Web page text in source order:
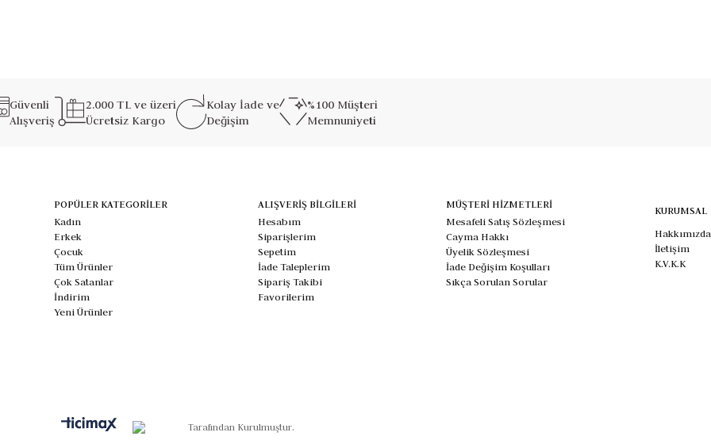
Güvenli
Alışveriş
2.000 TL ve üzeri
Ücretsiz Kargo
Kolay İade ve
Değişim
%100 Müşteri
Memnuniyeti
POPÜLER KATEGORİLER
Kadın
Erkek
Çocuk
Tüm Ürünler
Çok Satanlar
İndirim
Yeni Ürünler
ALIŞVERİŞ BİLGİLERİ
Hesabım
Siparişlerim
Sepetim
İade Taleplerim
Sipariş Takibi
Favorilerim
MÜŞTERİ HİZMETLERİ
Mesafeli Satış Sözleşmesi
Cayma Hakkı
Üyelik Sözleşmesi
İade Değişim Koşulları
Sıkça Sorulan Sorular
KURUMSAL
Hakkımızda
İletişim
K.V.K.K
Tarafından Kurulmuştur.